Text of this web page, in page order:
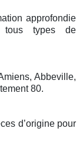
approfondie
tous types de
Abbeville,
80.
d’origine pour